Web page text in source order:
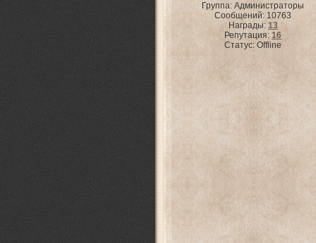
Группа: Администраторы
Сообщений: 10763
Награды:13
Репутация:16
Статус:Offline